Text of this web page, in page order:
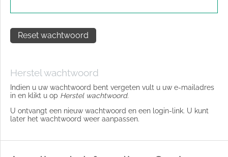
Reset wachtwoord
Herstel wachtwoord
Indien u uw wachtwoord bent vergeten vult u uw e-mailadres
in en klikt u op Herstel wachtwoord.
U ontvangt een nieuw wachtwoord en een login-link. U kunt
later het wachtwoord weer aanpassen.